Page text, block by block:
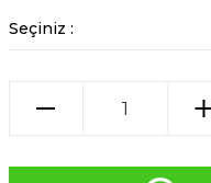
Seçiniz :